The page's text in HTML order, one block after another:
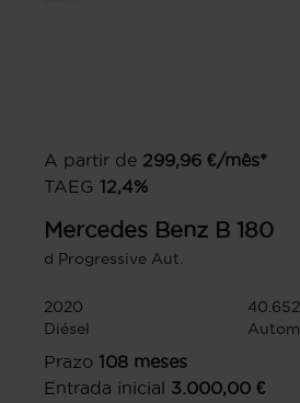
A partir de 299,96 €/mês*
TAEG 12,4%
Mercedes Benz B 180
d Progressive Aut.
2020
Diésel
Prazo 108 meses
Entrada inicial 3.000,00 €